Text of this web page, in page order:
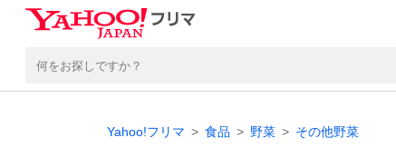
Yahoo!フリマ 食品 野菜 その他野菜